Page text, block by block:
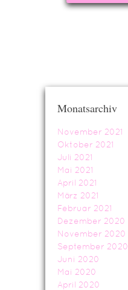
Monatsarchiv
November 2021
Oktober 2021
Juli 2021
Mai 2021
April 2021
März 2021
Februar 2021
Dezember 2020
November 2020
September 2020
Juni 2020
Mai 2020
April 2020